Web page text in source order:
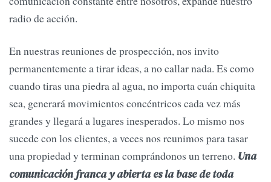
radio de acción.
En nuestras reuniones de prospección, nos invito
permanentemente a tirar ideas, a no callar nada. Es como
cuando tiras una piedra al agua, no importa cuán chiquita
sea, generará movimientos concéntricos cada vez más
grandes y llegará a lugares inesperados. Lo mismo nos
sucede con los clientes, a veces nos reunimos para tasar
una propiedad y terminan comprándonos un terreno. Una
comunicación franca y abierta es la base de toda